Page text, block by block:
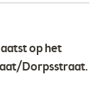
op het
Dorpsstraat.